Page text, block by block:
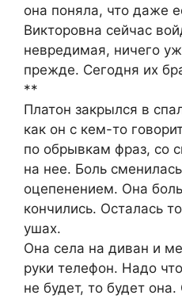
она поняла, что даже
Викторовна сейчас
невредимая, ничего
прежде. Сегодня их
**
Платон закрылся в
как он с кем-то
по обрывкам фраз, со
на нее. Боль
оцепенением. Она
кончились. Осталась
ушах.
Она села на диван и
руки телефон. Надо
не будет, то будет